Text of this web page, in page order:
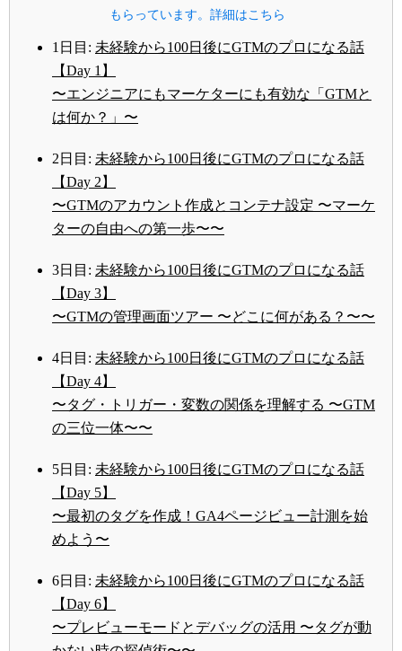
もらっています。詳細はこちら
1日目: 未経験から100日後にGTMのプロになる話
【Day 1】
〜エンジニアにもマーケターにも有効な「GTMと
は何か？」〜
2日目: 未経験から100日後にGTMのプロになる話
【Day 2】
〜GTMのアカウント作成とコンテナ設定 〜マーケ
ターの自由への第一歩〜〜
3日目: 未経験から100日後にGTMのプロになる話
【Day 3】
〜GTMの管理画面ツアー 〜どこに何がある？〜〜
4日目: 未経験から100日後にGTMのプロになる話
【Day 4】
〜タグ・トリガー・変数の関係を理解する 〜GTM
の三位一体〜〜
5日目: 未経験から100日後にGTMのプロになる話
【Day 5】
〜最初のタグを作成！GA4ページビュー計測を始
めよう〜
6日目: 未経験から100日後にGTMのプロになる話
【Day 6】
〜プレビューモードとデバッグの活用 〜タグが動